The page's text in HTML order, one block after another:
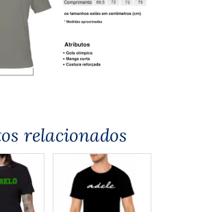
relacionados